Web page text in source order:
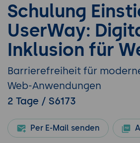
Schulung
UserWay:
Inklusion für
Barrierefreiheit für
Web-Anwendungen
2 Tage / S6173
Per E-Mail senden